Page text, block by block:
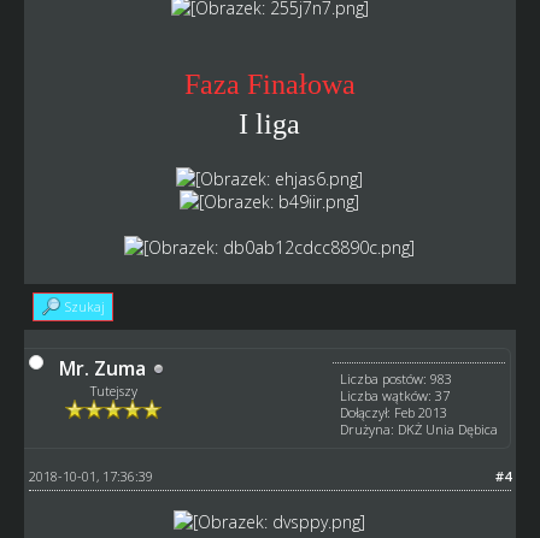
Faza Finałowa
I liga
Szukaj
Mr. Zuma
Tutejszy
Liczba postów: 983
Liczba wątków: 37
Dołączył: Feb 2013
Drużyna: DKŻ Unia Dębica
#4
2018-10-01, 17:36:39